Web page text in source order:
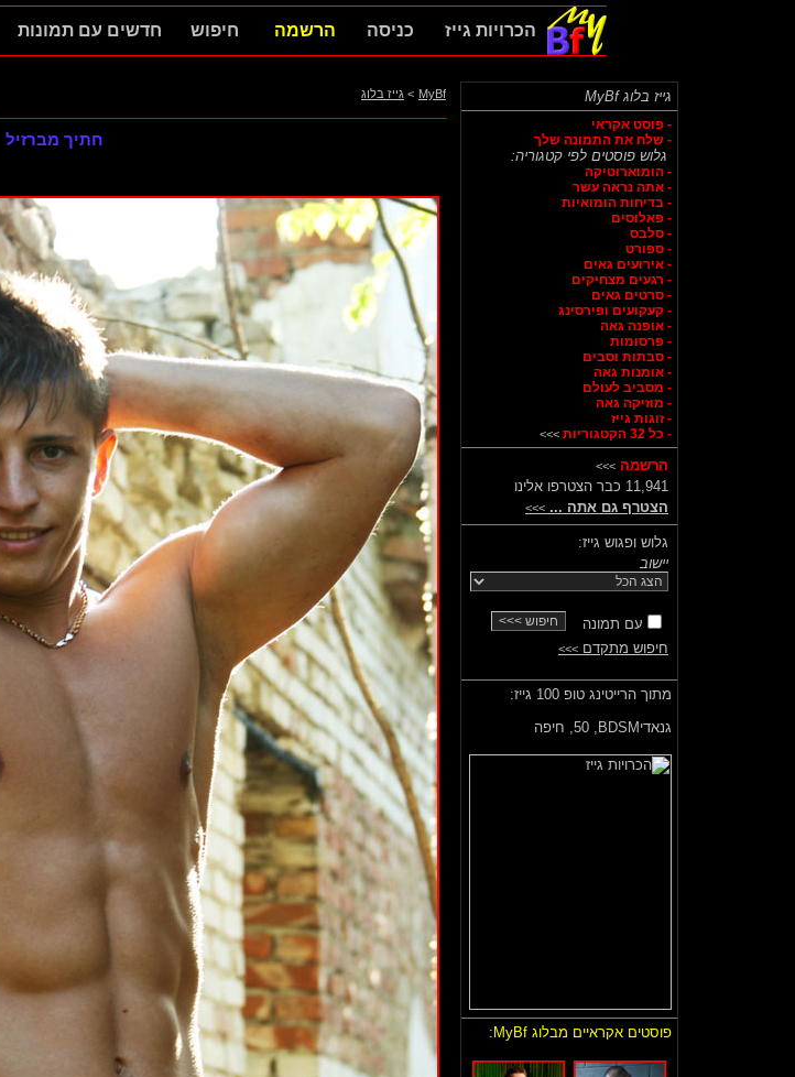
הכרויות גייז כניסה הרשמה חיפוש חדשים עם תמונות
גייז בלוג MyBf
- פוסט אקראי
- שלח את התמונה שלך
גלוש פוסטים לפי קטגוריה:
- הומוארוטיקה
- אתה נראה עשר
- בדיחות הומואיות
- פאלוסים
- סלבס
- ספורט
- אירועים גאים
- רגעים מצחיקים
- סרטים גאים
- קעקועים ופירסינג
- אופנה גאה
- פרסומות
- סבתות וסבים
- אומנות גאה
- מסביב לעולם
- מוזיקה גאה
- זוגות גייז
- כל 32 הקטגוריות
>>>
הרשמה >>>
11,941 כבר הצטרפו אלינו
הצטרף גם אתה ... >>>
גלוש ופגוש גייז:
יישוב
עם תמונה
חיפוש מתקדם >>>
מתוך הרייטינג טופ 100 גייז:
גנאדיBDSM,
50, חיפה
פוסטים אקראיים מבלוג MyBf:
MyBf
> גייז בלוג
חתיך מברזיל